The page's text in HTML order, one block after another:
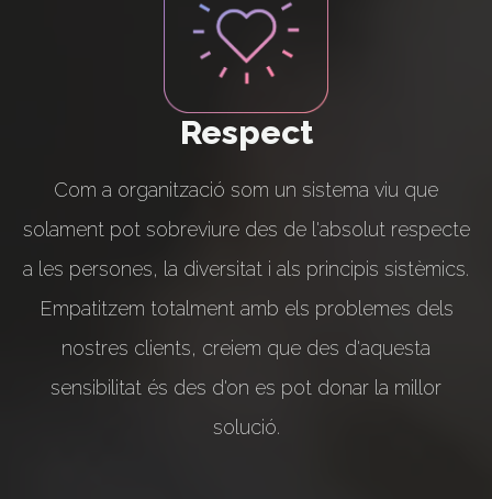
Respect
Com a organització som un sistema viu que
solament pot sobreviure des de l'absolut respecte
a les persones, la diversitat i als principis sistèmics.
Empatitzem totalment amb els problemes dels
nostres clients, creiem que des d'aquesta
sensibilitat és des d'on es pot donar la millor
solució.